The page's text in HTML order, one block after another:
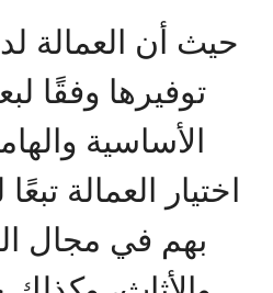
حيث أن العمالة
توفيرها وفقًا
الأساسية
اختيار العمالة
بهم في مجال